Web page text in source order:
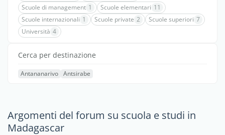
Scuole di management 1 Scuole elementari 11
Scuole internazionali 1 Scuole private 2 Scuole superiori 7
Università 4
Cerca per destinazione
Antananarivo Antsirabe
Argomenti del forum su scuola e studi in
Madagascar